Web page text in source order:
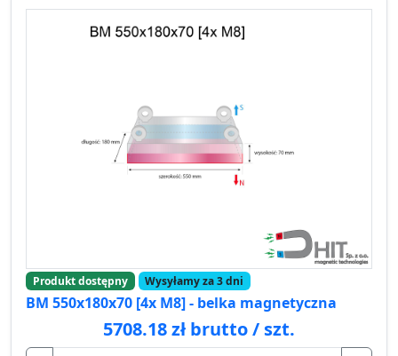
Produkt dostępny Wysyłamy za 3 dni
BM 550x180x70 [4x M8] - belka magnetyczna
5708.18 zł brutto / szt.